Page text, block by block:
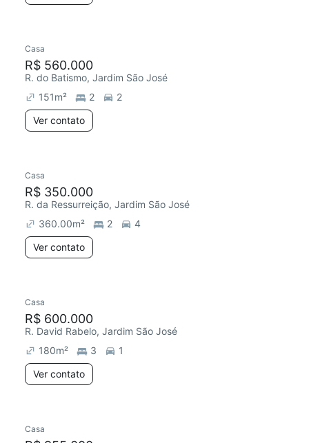
Chegou este mês
Casa
R$ 560.000
R. do Batismo, Jardim São José
151m² 2
2
Ver contato
Chegou este mês
Casa
R$ 350.000
R. da Ressurreição, Jardim São José
360.00m² 2
4
Ver contato
Casa
R$ 600.000
R. David Rabelo, Jardim São José
180m² 3
1
Ver contato
Casa